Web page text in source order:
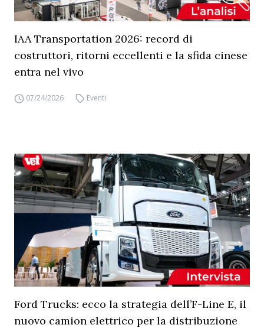
IAA Transportation 2026: record di
costruttori, ritorni eccellenti e la sfida cinese
entra nel vivo
07/24/2026 Eventi
Ford Trucks: ecco la strategia dell’F-Line E, il
nuovo camion elettrico per la distribuzione